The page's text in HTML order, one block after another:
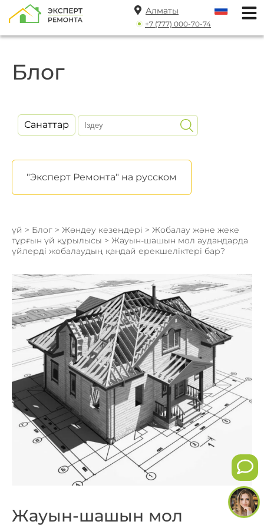
Алматы
+7 (777) 000-70-74
Блог
Санаттар
"Эксперт Ремонта" на русском
үй > Блог > Жөндеу кезеңдері > Жобалау және жеке
тұрғын үй құрылысы > Жауын-шашын мол аудандарда
үйлерді жобалаудың қандай ерекшеліктері бар?
Жауын-шашын мол